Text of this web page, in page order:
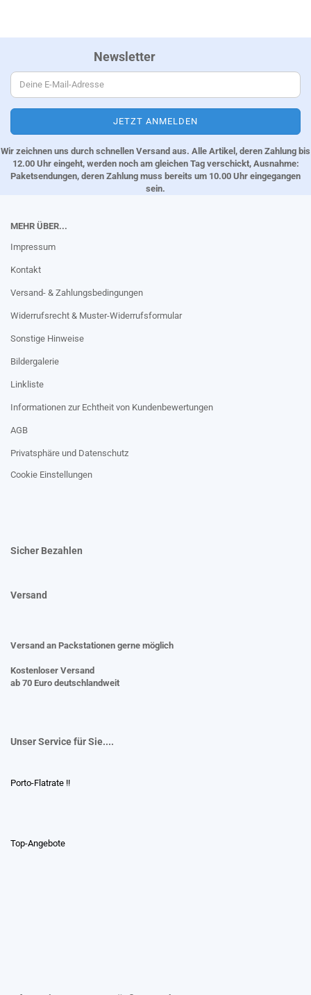
Newsletter
Wir zeichnen uns durch schnellen Versand aus. Alle Artikel, deren Zahlung bis
12.00 Uhr eingeht, werden noch am gleichen Tag verschickt, Ausnahme:
Paketsendungen, deren Zahlung muss bereits um 10.00 Uhr eingegangen
sein.
MEHR ÜBER...
Impressum
Kontakt
Versand- & Zahlungsbedingungen
Widerrufsrecht & Muster-Widerrufsformular
Sonstige Hinweise
Bildergalerie
Linkliste
Informationen zur Echtheit von Kundenbewertungen
AGB
Privatsphäre und Datenschutz
Cookie Einstellungen
Sicher Bezahlen
Versand
Versand an Packstationen gerne möglich
Kostenloser Versand
ab 70 Euro deutschlandweit
Unser Service für Sie....
Porto-Flatrate !!
Top-Angebote